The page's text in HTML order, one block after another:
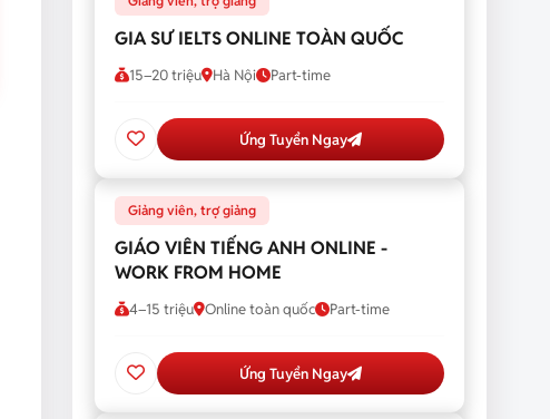
GIA SƯ IELTS ONLINE TOÀN QUỐC
15–20 triệu Hà Nội Part-time
Ứng Tuyển Ngay
Giảng viên, trợ giảng
GIÁO VIÊN TIẾNG ANH ONLINE -
WORK FROM HOME
4–15 triệu Online toàn quốc Part-time
Ứng Tuyển Ngay